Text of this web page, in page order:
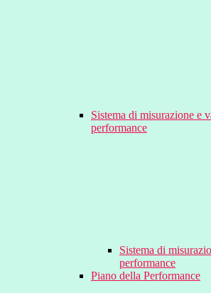
Sistema di misurazione e
performance
Sistema di
performance
Piano della Performance